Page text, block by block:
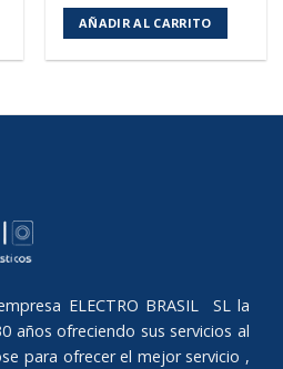
AÑADIR AL CARRITO
ELECTRO BRASIL SL la
años ofreciendo sus servicios al
para ofrecer el mejor servicio ,